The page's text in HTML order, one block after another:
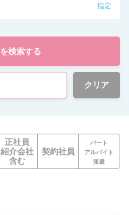
指定
を検索する
クリア
正社員
紹介会社
含む
契約社員
パート
アルバイト
派遣